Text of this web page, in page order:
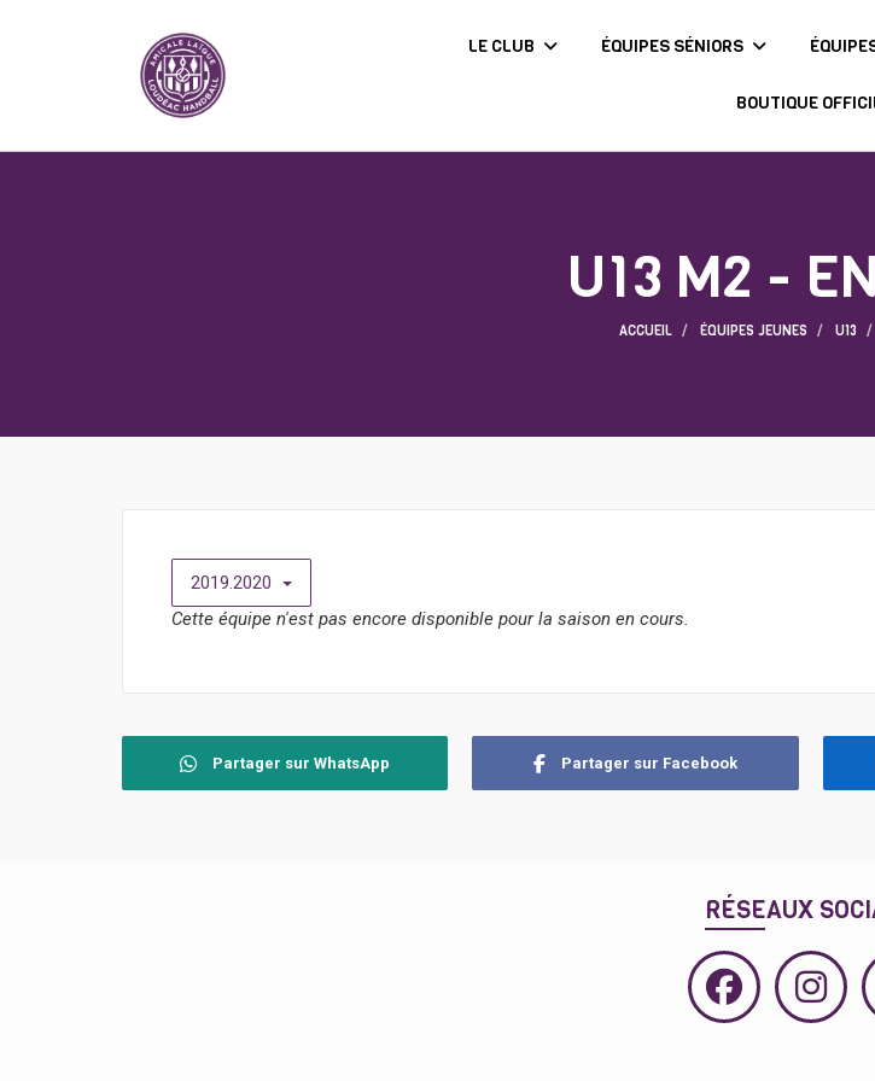
LE CLUB ÉQUIPES SÉNIORS
BOUTIQUE
U13 M2 -
ACCUEIL ÉQUIPES JEUNES U13
2019.2020
Cette équipe n'est pas encore disponible pour la saison en cours.
Partager sur WhatsApp Partager sur Facebook
RÉSEAUX